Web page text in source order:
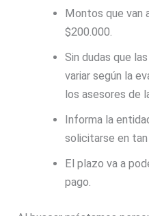
Montos que van
$200.000.
Sin dudas que
variar según la
los asesores de
Informa la
solicitarse en
El plazo va a
pago.